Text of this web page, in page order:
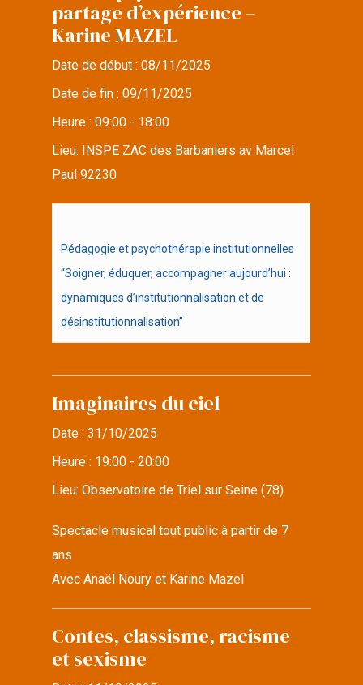
partage d’expérience –
Karine MAZEL
Date de début :08/11/2025
Date de fin :09/11/2025
Heure :09:00 - 18:00
Lieu:
INSPE ZAC des Barbaniers av Marcel
Paul 92230
Pédagogie et psychothérapie institutionnelles
“Soigner, éduquer, accompagner aujourd’hui :
dynamiques d’institutionnalisation et de
désinstitutionnalisation”
Imaginaires du ciel
Date :31/10/2025
Heure : 19:00 - 20:00
Lieu:Observatoire de Triel sur Seine (78)
Spectacle musical tout public à partir de 7
ans
Avec Anaël Noury et Karine Mazel
Contes, classisme, racisme
et sexisme